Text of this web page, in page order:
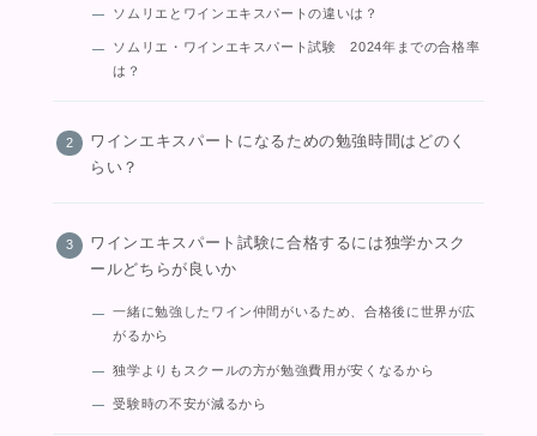
ソムリエとワインエキスパートの違いは？
ソムリエ・ワインエキスパート試験 2024年までの合格率
は？
ワインエキスパートになるための勉強時間はどのく
らい？
ワインエキスパート試験に合格するには独学かスク
ールどちらが良いか
一緒に勉強したワイン仲間がいるため、合格後に世界が広
がるから
独学よりもスクールの方が勉強費用が安くなるから
受験時の不安が減るから